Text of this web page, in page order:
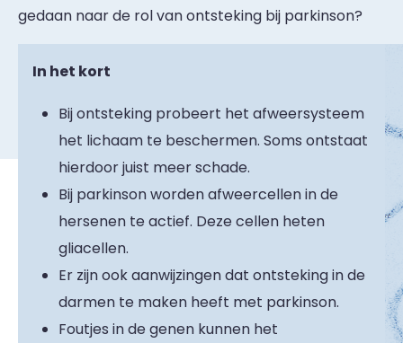
gedaan naar de rol van ontsteking bij parkinson?
In het kort
Bij ontsteking probeert het afweersysteem
het lichaam te beschermen. Soms ontstaat
hierdoor juist meer schade.
Bij parkinson worden afweercellen in de
hersenen te actief. Deze cellen heten
gliacellen.
Er zijn ook aanwijzingen dat ontsteking in de
darmen te maken heeft met parkinson.
Foutjes in de genen kunnen het